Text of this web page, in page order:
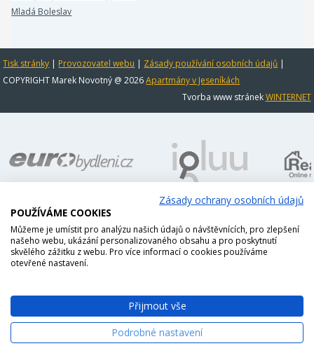
Mladá Boleslav
Tisk stránky | Provozovatel webu | Zásady používání osobních údajů |
COPYRIGHT Marek Novotný @ 2026Apartmány v Jeseníkách
Tvorba www stránekWINTERNET
Zásady ochrany osobních údajů
POUŽÍVÁME COOKIES
Můžeme je umístit pro analýzu našich údajů o návštěvnících, pro zlepšení
našeho webu, ukázání personalizovaného obsahu a pro poskytnutí
skvělého zážitku z webu. Pro více informací o cookies používáme
otevřené nastavení.
Přijmout vše
Podrobné nastavení